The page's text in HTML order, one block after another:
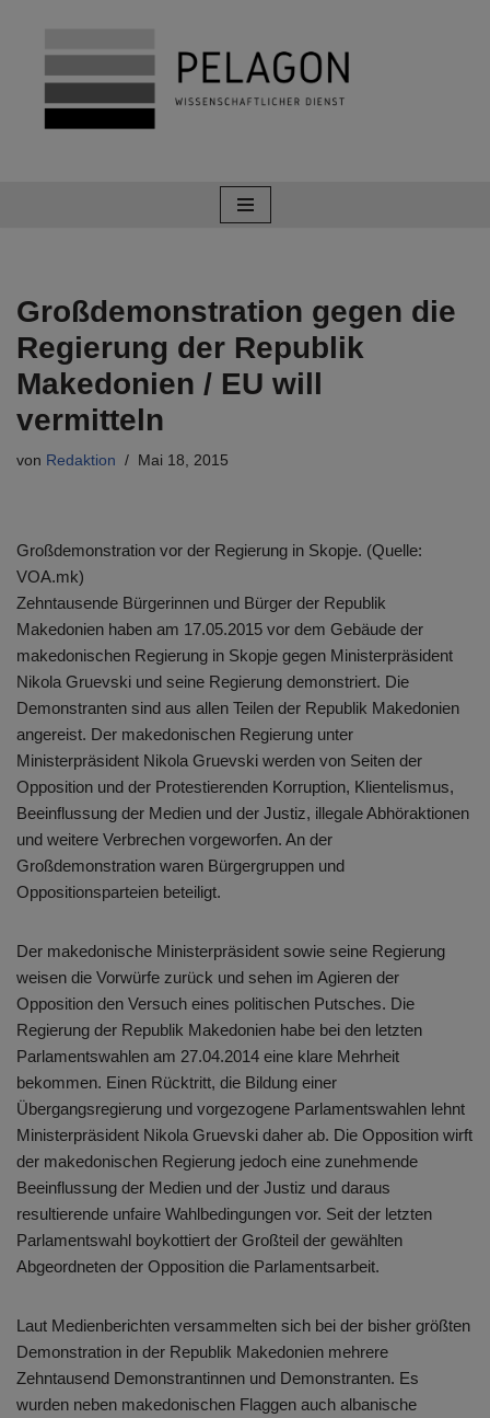
Zum
Inhalt
springen
Großdemonstration gegen die
Regierung der Republik
Makedonien / EU will
vermitteln
von Redaktion Mai 18, 2015
Großdemonstration vor der Regierung in Skopje. (Quelle:
VOA.mk)
Zehntausende Bürgerinnen und Bürger der Republik
Makedonien haben am 17.05.2015 vor dem Gebäude der
makedonischen Regierung in Skopje gegen Ministerpräsident
Nikola Gruevski und seine Regierung demonstriert. Die
Demonstranten sind aus allen Teilen der Republik Makedonien
angereist. Der makedonischen Regierung unter
Ministerpräsident Nikola Gruevski werden von Seiten der
Opposition und der Protestierenden Korruption, Klientelismus,
Beeinflussung der Medien und der Justiz, illegale Abhöraktionen
und weitere Verbrechen vorgeworfen. An der
Großdemonstration waren Bürgergruppen und
Oppositionsparteien beteiligt.
Der makedonische Ministerpräsident sowie seine Regierung
weisen die Vorwürfe zurück und sehen im Agieren der
Opposition den Versuch eines politischen Putsches. Die
Regierung der Republik Makedonien habe bei den letzten
Parlamentswahlen am 27.04.2014 eine klare Mehrheit
bekommen. Einen Rücktritt, die Bildung einer
Übergangsregierung und vorgezogene Parlamentswahlen lehnt
Ministerpräsident Nikola Gruevski daher ab. Die Opposition wirft
der makedonischen Regierung jedoch eine zunehmende
Beeinflussung der Medien und der Justiz und daraus
resultierende unfaire Wahlbedingungen vor. Seit der letzten
Parlamentswahl boykottiert der Großteil der gewählten
Abgeordneten der Opposition die Parlamentsarbeit.
Laut Medienberichten versammelten sich bei der bisher größten
Demonstration in der Republik Makedonien mehrere
Zehntausend Demonstrantinnen und Demonstranten. Es
wurden neben makedonischen Flaggen auch albanische